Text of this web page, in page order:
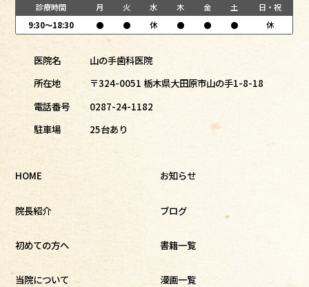
診療時間 月 火 水 木 金 土
日・祝
9:30～18:30
● ● 休 ● ● ● 休
医院名
山の手歯科医院
所在地
〒324-0051 栃木県大田原市山の手1-8-18
電話番号
0287-24-1182
駐車場
25台あり
HOME
院長紹介
初めての方へ
当院について
お知らせ
ブログ
書籍一覧
漫画一覧